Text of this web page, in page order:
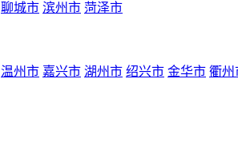
聊城市 滨州市 菏泽市
温州市 嘉兴市 湖州市 绍兴市 金华市 衢州